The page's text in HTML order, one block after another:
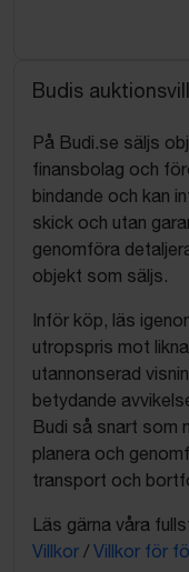
Budis
På Budi.se säljs
finansbolag och
bindande och kan
skick och utan
genomföra
objekt som säljs.
Inför köp, läs
utropspris mot
utannonserad
betydande
Budi så snart som
planera och
transport och
Läs gärna våra
Villkor / Villkor för